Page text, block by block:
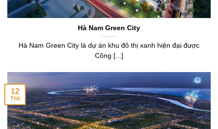
Hà Nam Green City
Hà Nam Green City là dự án khu đô thị xanh hiện đại được
Công [...]
12
Th6